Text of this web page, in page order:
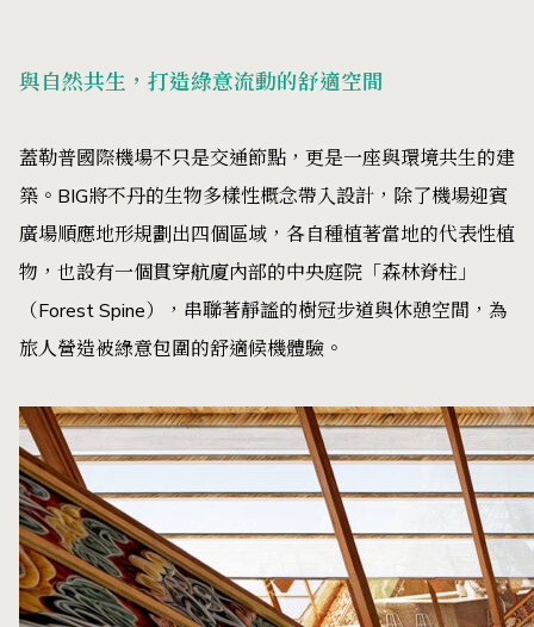
與自然共生，打造綠意流動的舒適空間
蓋勒普國際機場不只是交通節點，更是一座與環境共生的建
築。BIG將不丹的生物多樣性概念帶入設計，除了機場迎賓
廣場順應地形規劃出四個區域，各自種植著當地的代表性植
物，也設有一個貫穿航廈內部的中央庭院「森林脊柱」
（Forest Spine），串聯著靜謐的樹冠步道與休憩空間，為
旅人營造被綠意包圍的舒適候機體驗。